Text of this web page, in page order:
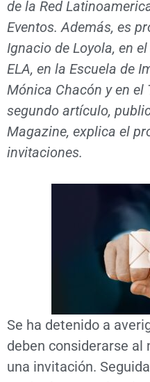
de la Red
Eventos. Además, es
Ignacio de Loyola, en
ELA, en la Escuela de
Mónica Chacón y en el
segundo artículo,
Magazine, explica el
invitaciones.
Se ha detenido a
deben considerarse
una invitación.